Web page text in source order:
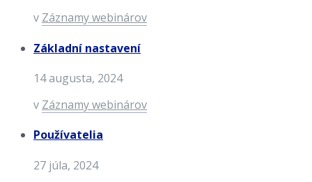
v Záznamy webinárov
Základní nastavení
14 augusta, 2024
v Záznamy webinárov
Používatelia
27 júla, 2024